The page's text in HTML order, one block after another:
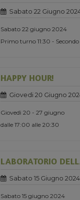
Sabato 22 Giugno
Sabato 22 giugno 2024
Primo turno 11:30 -
HAPPY HOUR!
Giovedi 20 Giugno
Giovedì 20 - 27 giugno
dalle 17:00 alle 20:30
LABORATORIO
Sabato 15 Giugno 2024
Sabato 15 giugno 2024